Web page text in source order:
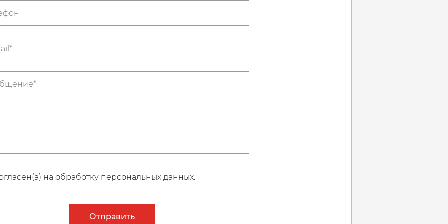
на обработку персональных данных.
Отправить